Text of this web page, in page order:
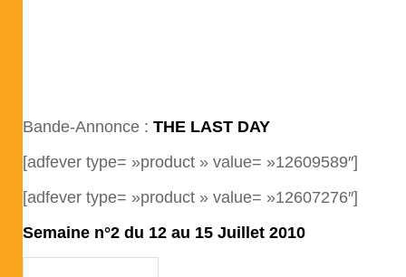
Bande-Annonce : THE LAST DAY
[adfever type= »product » value= »12609589″]
[adfever type= »product » value= »12607276″]
Semaine n°2 du 12 au 15 Juillet 2010